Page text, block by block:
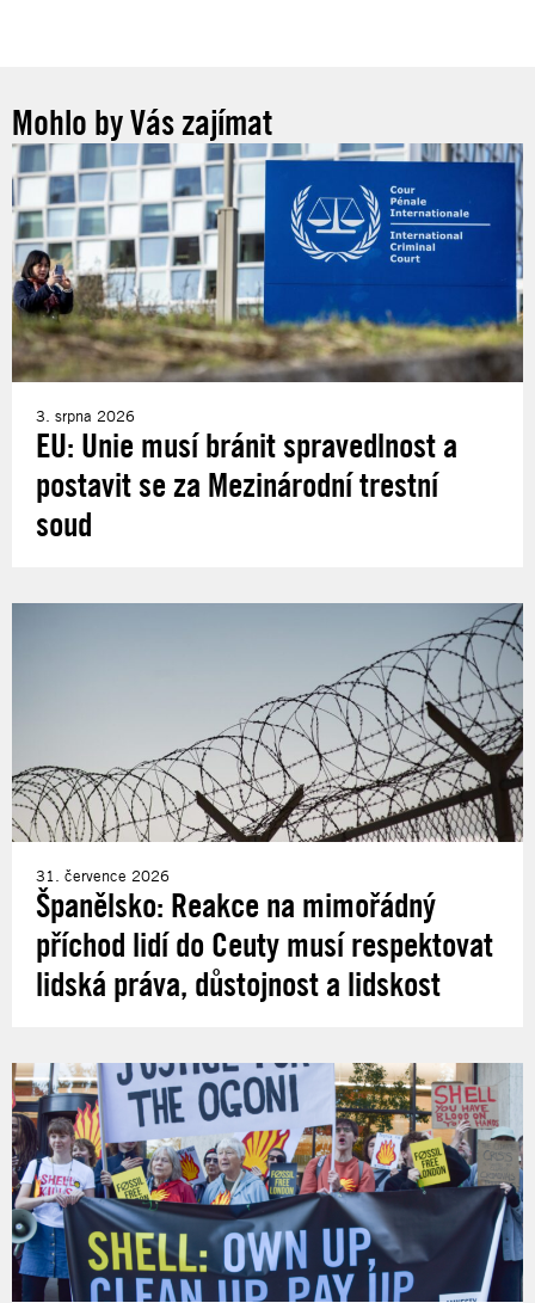
Mohlo by Vás zajímat
3. srpna 2026
EU: Unie musí bránit spravedlnost a
postavit se za Mezinárodní trestní
soud
31. července 2026
Španělsko: Reakce na mimořádný
příchod lidí do Ceuty musí respektovat
lidská práva, důstojnost a lidskost